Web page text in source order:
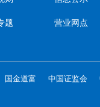
题 营业网点
国金道富 中国证监会